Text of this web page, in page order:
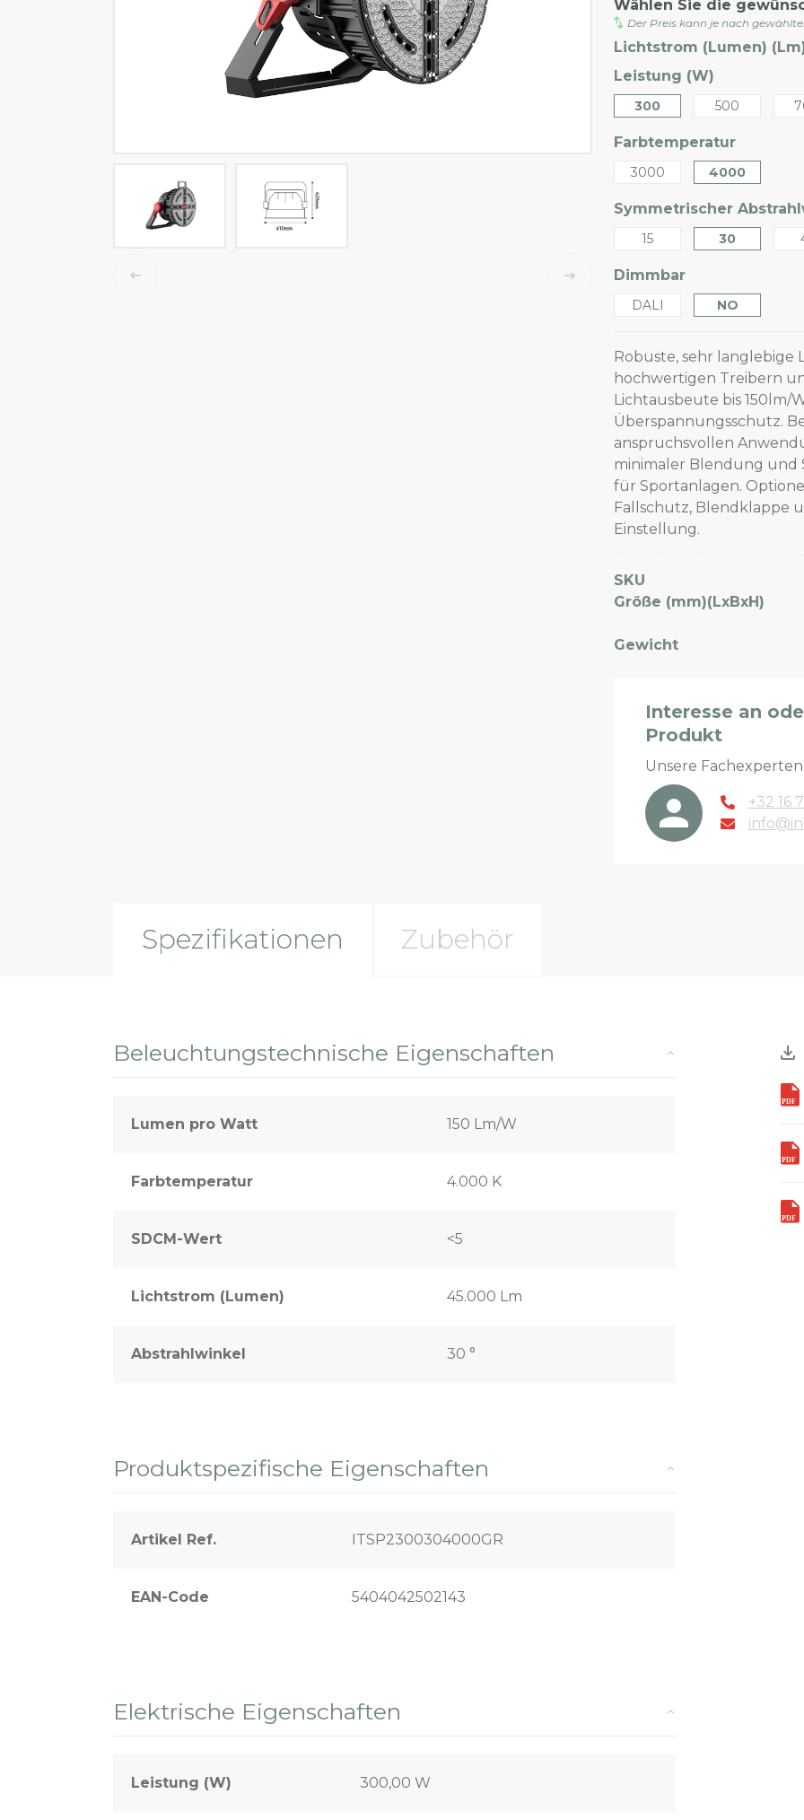
LED-Tracklights
Smartlighting
Wasserbeständige Leuchten
Decken- und Wandleuchten
Wählen Sie die
Der Preis kann je nach
Lichtstrom (Lumen)
Leistung (W)
300 500
Farbtemperatur
3000 4000
Symmetrischer
15 30
Dimmbar
DALI NO
Robuste, sehr langlebige
hochwertigen Treibern
Lichtausbeute bis 150lm/
Überspannungsschutz.
anspruchsvollen
minimaler Blendung und
für Sportanlagen.
Fallschutz, Blendklappe
Einstellung.
SKU
Größe (mm)(LxBxH)
Gewicht
Interesse an
Produkt
Unsere Fachexperten
+32 16
Spezifikationen Zubehör
Beleuchtungstechnische Eigenschaften
Lumen pro Watt 150 Lm/W
Farbtemperatur 4.000 K
SDCM-Wert <5
Lichtstrom (Lumen) 45.000 Lm
Abstrahlwinkel 30 °
Produktspezifische Eigenschaften
Artikel Ref. ITSP2300304000GR
EAN-Code 5404042502143
Elektrische Eigenschaften
Leistung (W) 300,00 W